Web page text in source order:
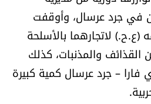
في جرد عرسال، وأوقفت
لاتجارهما بالأسلحة
القذائف والمذنبات، كذلك
– جرد عرسال كمية كبيرة